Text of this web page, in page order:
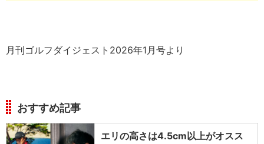
月刊ゴルフダイジェスト2026年1月号より
おすすめ記事
エリの高さは4.5cm以上がオスス